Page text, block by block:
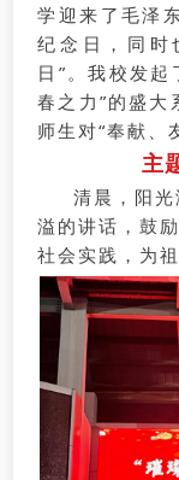
学迎来了毛泽
纪念日，同时
日”。我校发
春之力”的盛大
师生对“奉献、
主
清晨，阳
溢的讲话，鼓
社会实践，为